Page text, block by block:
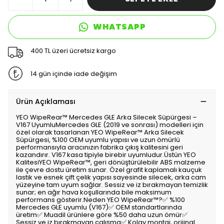
WHATSAPP
400 TL üzeri ücretsiz kargo
14 gün içinde iade değişim
Ürün Açıklaması
YEO WipeRear™ Mercedes GLE Arka Silecek Süpürgesi –
V167 UyumluMercedes GLE (2019 ve sonrası) modelleri için
özel olarak tasarlanan YEO WipeRear™ Arka Silecek
Süpürgesi, %100 OEM uyumlu yapısı ve uzun ömürlü
performansıyla aracınızın fabrika çıkış kalitesini geri
kazandırır. V167 kasa tipiyle birebir uyumludur.Üstün YEO
KalitesiYEO WipeRear™, geri dönüştürülebilir ABS malzeme
ile çevre dostu üretim sunar. Özel grafit kaplamalı kauçuk
lastik ve esnek çift çelik yapısı sayesinde silecek, arka cam
yüzeyine tam uyum sağlar. Sessiz ve iz bırakmayan temizlik
sunar; en ağır hava koşullarında bile maksimum
performans gösterir.Neden YEO WipeRear™?✅ %100
Mercedes GLE uyumlu (V167)✅ OEM standartlarında
üretim✅ Muadil ürünlere göre %50 daha uzun ömür✅